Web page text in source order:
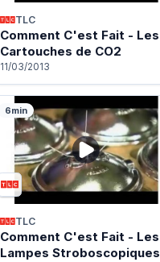
TLC
Comment C'est Fait - Les
Cartouches de CO2
11/03/2013
6min
TLC
Comment C'est Fait - Les
Lampes Stroboscopiques